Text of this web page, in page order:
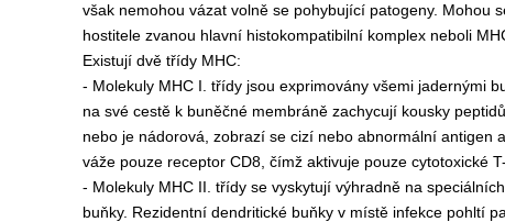
však nemohou vázat volně se pohybující patogeny. Mohou
hostitele zvanou hlavní histokompatibilní komplex neboli
Existují dvě třídy MHC:
- Molekuly MHC I. třídy jsou exprimovány všemi jadernými
na své cestě k buněčné membráně zachycují kousky
nebo je nádorová, zobrazí se cizí nebo abnormální antigen
váže pouze receptor CD8, čímž aktivuje pouze cytotoxické
- Molekuly MHC II. třídy se vyskytují výhradně na
buňky. Rezidentní dendritické buňky v místě infekce pohltí